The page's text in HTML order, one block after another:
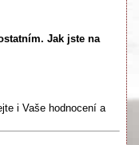
Jak jste na
i Vaše hodnocení a